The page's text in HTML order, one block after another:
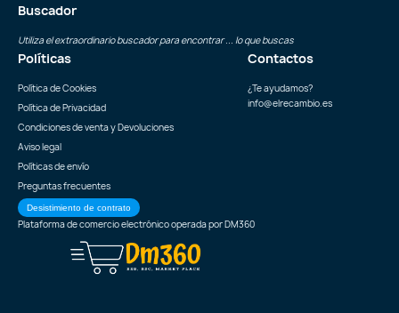
Buscador
Utiliza el extraordinario buscador para encontrar ... lo que buscas
Políticas
Política de Cookies
Política de Privacidad
Condiciones de venta y Devoluciones
Aviso legal
Políticas de envío
Preguntas frecuentes
Desistimiento de contrato
Contactos
¿Te ayudamos?
info@elrecambio.es
Plataforma de comercio electrónico operada porDM360